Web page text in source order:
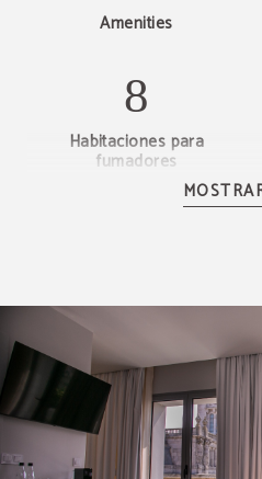
Amenities
Habitaciones para
fumadores
Tetera y cafetera de
cortesía